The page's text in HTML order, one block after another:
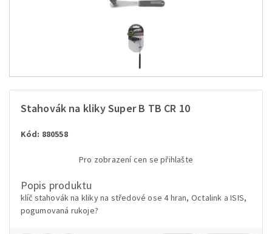
Stahovák na kliky Super B TB CR 10
Kód: 880558
Pro zobrazení cen se přihlašte
Popis produktu
klíč stahovák na kliky na středové ose 4 hran, Octalink a ISIS,
pogumovaná rukoje?